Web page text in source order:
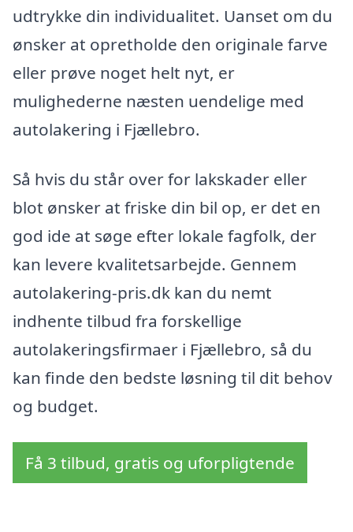
udtrykke din individualitet. Uanset om du
ønsker at opretholde den originale farve
eller prøve noget helt nyt, er
mulighederne næsten uendelige med
autolakering i Fjællebro.
Så hvis du står over for lakskader eller
blot ønsker at friske din bil op, er det en
god ide at søge efter lokale fagfolk, der
kan levere kvalitetsarbejde. Gennem
autolakering-pris.dk kan du nemt
indhente tilbud fra forskellige
autolakeringsfirmaer i Fjællebro, så du
kan finde den bedste løsning til dit behov
og budget.
Få 3 tilbud, gratis og uforpligtende